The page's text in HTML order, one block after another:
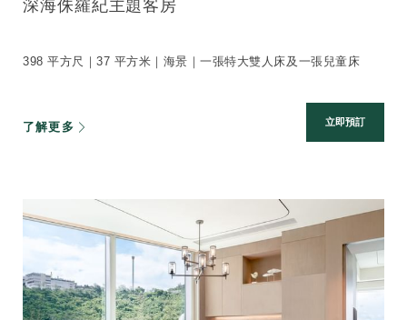
深海侏羅紀主題客房
398 平方尺｜37 平方米｜海景｜一張特大雙人床及一張兒童床
了解更多 立即預訂